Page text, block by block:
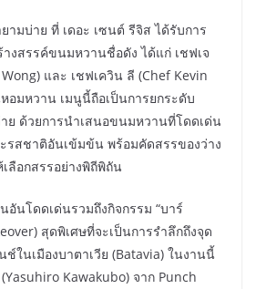
มบ่าย ที่ เดอะ เซนต์ รีจิส ได้รับการ
งสรรค์ขนมหวานชื่อดัง ได้แก่ เชฟเจ
และ เชฟเควิน ลี (Chef Kevin
อมหวาน เมนูนี้ถือเป็นการยกระดับ
ย ด้วยการนำเสนอขนมหวานที่โดดเด่น
รสชาติอันเข้มข้น พร้อมคัดสรรของว่าง
ลือกสรรอย่างพิถีพิถัน
นโดดเด่นรวมถึงกิจกรรม “บาร์
สุดพิเศษที่จะเป็นการรำลึกถึงจุด
ช์ในเมืองบาตาเวีย (Batavia) ในงานนี้
Kawakubo) จาก Punch